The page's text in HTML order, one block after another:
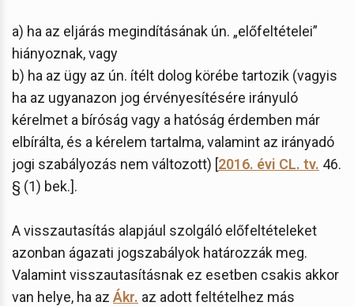
a) ha az eljárás megindításának ún. „előfeltételei”
hiányoznak, vagy
b) ha az ügy az ún. ítélt dolog körébe tartozik (vagyis
ha az ugyanazon jog érvényesítésére irányuló
kérelmet a bíróság vagy a hatóság érdemben már
elbírálta, és a kérelem tartalma, valamint az irányadó
jogi szabályozás nem változott) [2016. évi CL. tv. 46.
§ (1) bek.].
A visszautasítás alapjául szolgáló előfeltételeket
azonban ágazati jogszabályok határozzák meg.
Valamint visszautasításnak ez esetben csakis akkor
van helye, ha az Ákr. az adott feltételhez más